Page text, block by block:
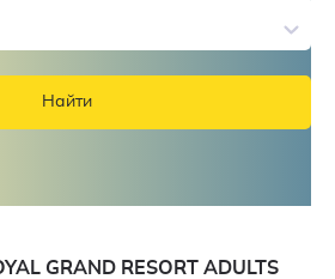
Найти
GRAND RESORT ADULTS